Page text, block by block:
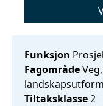
Funksjon
Fagområde
Tiltaksklasse2